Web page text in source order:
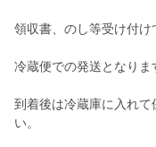
領収書、のし等受け付け
冷蔵便での発送となりま
到着後は冷蔵庫に入れて
い。